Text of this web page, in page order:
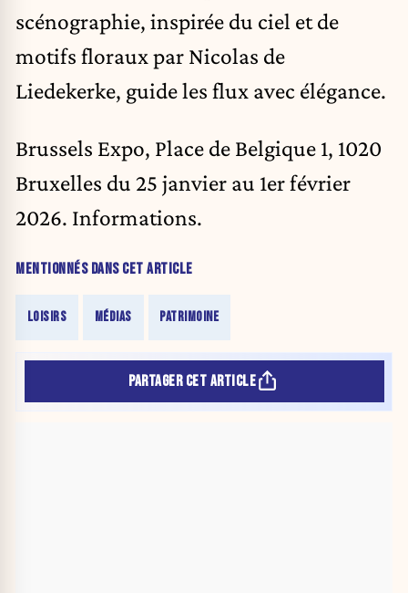
scénographie, inspirée du ciel et de
motifs floraux par Nicolas de
Liedekerke, guide les flux avec élégance.
Brussels Expo, Place de Belgique 1, 1020
Bruxelles du 25 janvier au 1er février
2026. Informations.
MENTIONNÉS DANS CET ARTICLE
LOISIRS MÉDIAS PATRIMOINE
PARTAGER CET ARTICLE